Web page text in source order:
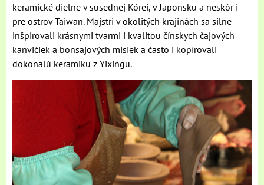
keramické dielne v susednej Kórei, v Japonsku a neskôr i
pre ostrov Taiwan. Majstri v okolitých krajinách sa silne
inšpirovali krásnymi tvarmi i kvalitou čínskych čajových
kanvičiek a bonsajových misiek a často i kopírovali
dokonalú keramiku z Yixingu.